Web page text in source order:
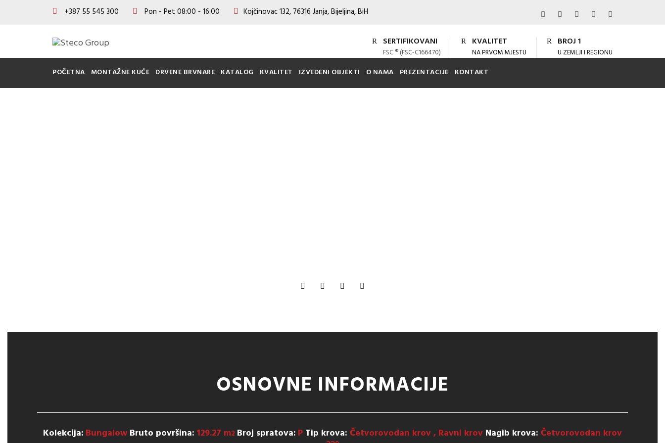
+387 55 545 300 Pon - Pet 08:00 - 16:00 Kojčinovac 132, 76316 Janja, Bijeljina, BiH
SERTIFIKOVANI
FSC ® (FSC-C166470)
KVALITET
NA PRVOM MJESTU
BROJ 1
U ZEMLJI I REGIONU
POČETNA MONTAŽNE KUĆE DRVENE BRVNARE KATALOG KVALITET IZVEDENI OBJEKTI O NAMA PREZENTACIJE KONTAKT
OSNOVNE INFORMACIJE
Kolekcija: BungalowBruto površina: 129.27 m2 Broj spratova: P Tip krova: Četvorovodan krov , Ravni krov Nagib krova: Četvorovodan krov